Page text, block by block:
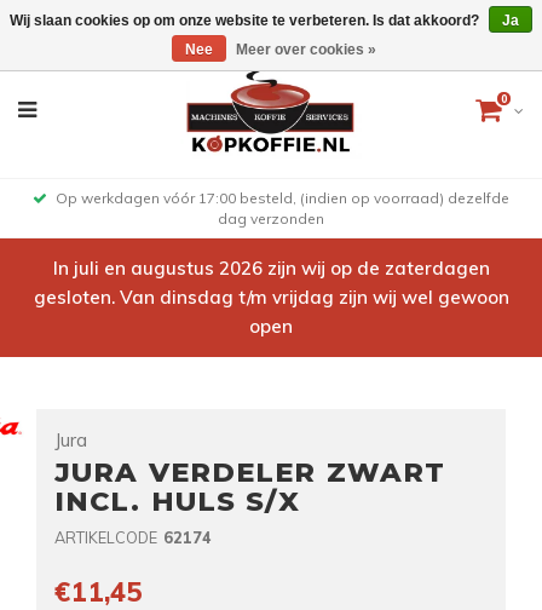
0
Op werkdagen vóór 17:00 besteld, (indien op voorraad) dezelfde
dag verzonden
In juli en augustus 2026 zijn wij op de zaterdagen
gesloten. Van dinsdag t/m vrijdag zijn wij wel gewoon
open
Jura
JURA VERDELER ZWART
INCL. HULS S/X
ARTIKELCODE 62174
€11,45
Wij slaan cookies op om onze website te verbeteren. Is dat akkoord?
Ja
Nee
Meer over cookies »